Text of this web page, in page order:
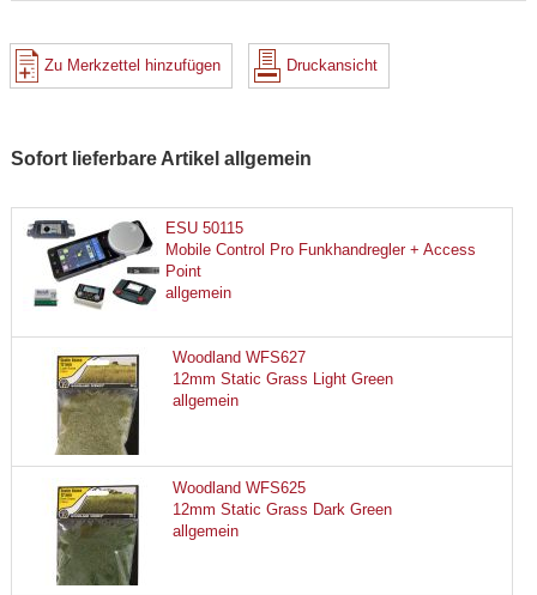
Zu Merkzettel hinzufügen Druckansicht
Sofort lieferbare Artikel allgemein
ESU 50115
Mobile Control Pro Funkhandregler + Access
Point
allgemein
Woodland WFS627
12mm Static Grass Light Green
allgemein
Woodland WFS625
12mm Static Grass Dark Green
allgemein